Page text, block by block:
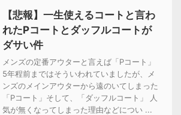
【悲報】一生使えるコートと言わ
れたPコートとダッフルコートが
ダサい件
メンズの定番アウターと言えば「Pコート」
5年程前まではそういわれていましたが、メ
ンズのメインアウターから遠のいてしまった
「Pコート」そして、「ダッフルコート」 人
気が無くなってしまった理由などについ ...